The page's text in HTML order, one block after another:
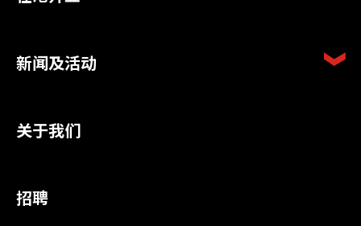
新闻及活动
关于我们
招聘